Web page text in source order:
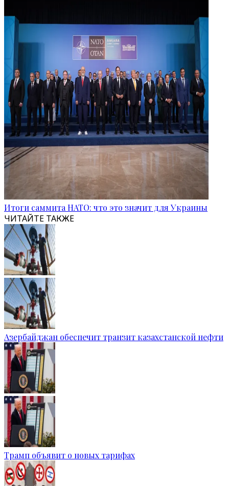
Итоги саммита НАТО: что это значит для Украины
ЧИТАЙТЕ ТАКЖЕ
Азербайджан обеспечит транзит казахстанской нефти
Трамп объявит о новых тарифах